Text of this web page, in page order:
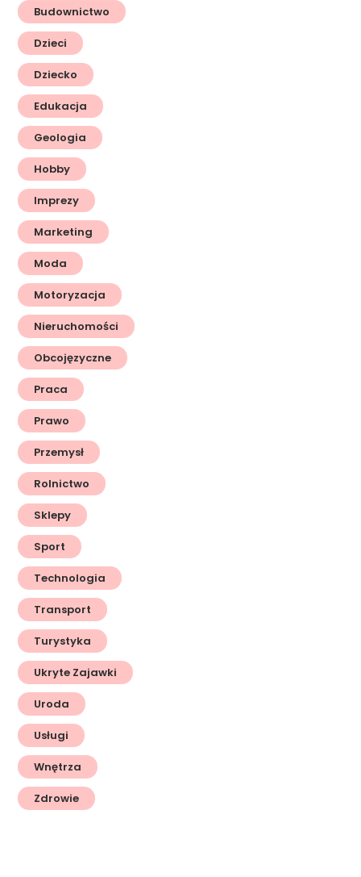
Budownictwo
Dzieci
Dziecko
Edukacja
Geologia
Hobby
Imprezy
Marketing
Moda
Motoryzacja
Nieruchomości
Obcojęzyczne
Praca
Prawo
Przemysł
Rolnictwo
Sklepy
Sport
Technologia
Transport
Turystyka
Ukryte Zajawki
Uroda
Usługi
Wnętrza
Zdrowie